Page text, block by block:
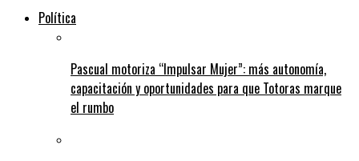
Política
Pascual motoriza “Impulsar Mujer”: más autonomía,
capacitación y oportunidades para que Totoras marque
el rumbo